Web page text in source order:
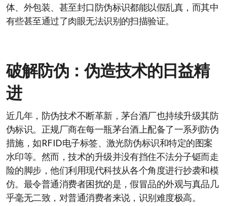
体、外包装、甚至封口防伪标识都能以假乱真，而其中
有些甚至通过了肉眼无法识别的扫描验证。
破解防伪：伪造技术的日益精
进
近几年，防伪技术不断革新，茅台酒厂也持续升级其防
伪标识。正规厂商在每一瓶茅台酒上配备了一系列防伪
措施，如RFID电子标签、激光防伪标识和特定的图案
水印等。然而，技术的升级并没有挡住不法分子铤而走
险的脚步，他们利用现代科技从各个角度进行抄袭和模
仿。最令普通消费者困扰的是，假冒品的外观与真品几
乎毫无二致，对普通消费者来说，识别难度极高。